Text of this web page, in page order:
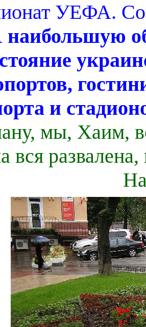
УЕФА.
наибольшую
и
мы, Хаим,
вся